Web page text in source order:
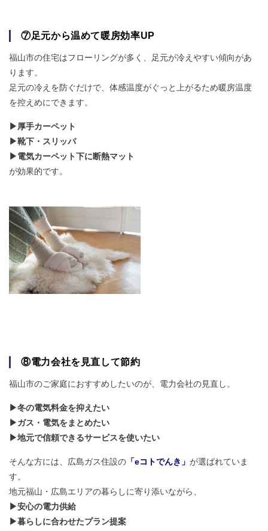
⑦足元から温めて暖房効率UP
福山市の住宅はフローリングが多く、足元が冷えやすい傾向があ
ります。
足元の冷えを防ぐだけで、体感温度がぐっと上がるため暖房温度
を控えめにできます。
▶厚手カーペット
▶靴下・スリッパ
▶電気カーペット下に断熱マット
が効果的です。
⑧電力会社を見直して節約
福山市のご家庭におすすめしたいのが、電力会社の見直し。
▶冬の電気料金を抑えたい
▶ガス・電気をまとめたい
▶地元で信頼できるサービスを使いたい
そんな方には、広島ガス住設の 「eコトでんき」 が選ばれていま
す。
地元福山・広島エリアの暮らしに寄り添いながら、
▶安心の電力供給
▶暮らしに合わせたプラン提案